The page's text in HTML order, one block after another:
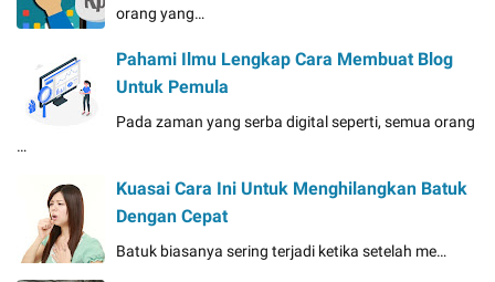
orang yang…
Pahami Ilmu Lengkap Cara Membuat Blog
Untuk Pemula
Pada zaman yang serba digital seperti, semua orang
…
Kuasai Cara Ini Untuk Menghilangkan Batuk
Dengan Cepat
Batuk biasanya sering terjadi ketika setelah me…